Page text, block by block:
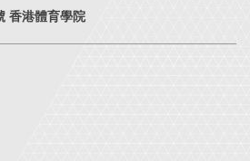
香港體育學院